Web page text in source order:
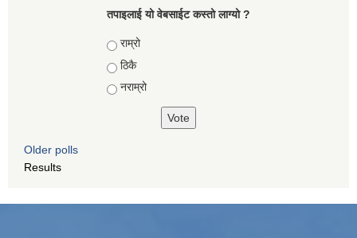
तपाइलाई यो वेबसाईट कस्तो लाग्यो ?
Choices
राम्रो
ठिकै
नराम्रो
Older polls
Results